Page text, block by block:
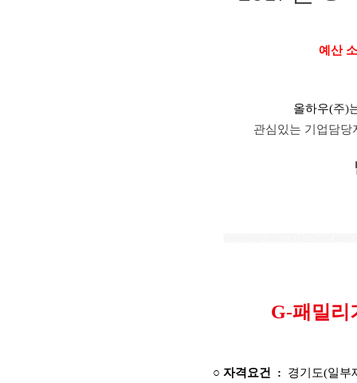
예산
올하우(주)
관심있는 기업담당
G-패밀리
○ 자격요건 : 경기도(일부